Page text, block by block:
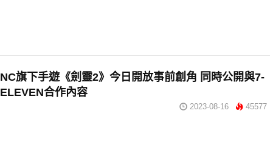
NC旗下手遊《劍靈2》今日開放事前創角 同時公開與7-
ELEVEN合作內容
2023-08-16 45577